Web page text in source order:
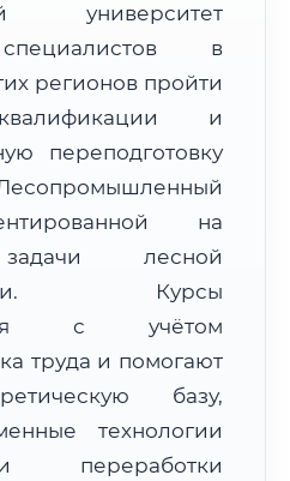
г. Могилев
Республика Беларусь
+375 (222)
212000–212030
UTC+3
Дистанционно
5–7 рабочих дней
университет
в
регионов пройти
и
переподготовку
на
лесной
Курсы
с учётом
труда и помогают
базу,
технологии
переработки